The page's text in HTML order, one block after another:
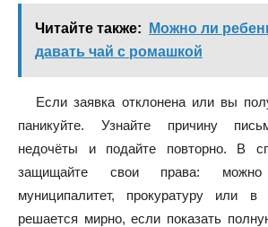
Читайте также:
Можно ли
давать чай с ромашкой
Если заявка отклонена или вы
паникуйте. Узнайте причину
недочёты и подайте повторно. В
защищайте свои права:
муниципалитет, прокуратуру или
решается мирно, если показать